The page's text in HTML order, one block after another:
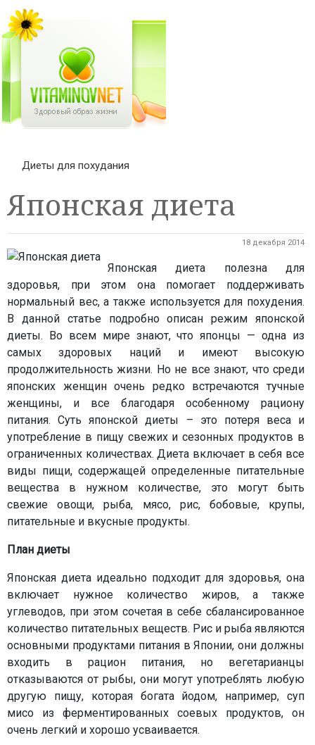
Диеты для похудания
Японская диета
18 декабря 2014
Японская диета полезна для
здоровья, при этом она помогает поддерживать
нормальный вес, а также используется для похудения.
В данной статье подробно описан режим японской
диеты. Во всем мире знают, что японцы — одна из
самых здоровых наций и имеют высокую
продолжительность жизни. Но не все знают, что среди
японских женщин очень редко встречаются тучные
женщины, и все благодаря особенному рациону
питания. Суть японской диеты – это потеря веса и
употребление в пищу свежих и сезонных продуктов в
ограниченных количествах. Диета включает в себя все
виды пищи, содержащей определенные питательные
вещества в нужном количестве, это могут быть
свежие овощи, рыба, мясо, рис, бобовые, крупы,
питательные и вкусные продукты.
План диеты
Японская диета идеально подходит для здоровья, она
включает нужное количество жиров, а также
углеводов, при этом сочетая в себе сбалансированное
количество питательных веществ. Рис и рыба являются
основными продуктами питания в Японии, они должны
входить в рацион питания, но вегетарианцы
отказываются от рыбы, они могут употреблять любую
другую пищу, которая богата йодом, например, суп
мисо из ферментированных соевых продуктов, он
очень легкий и хорошо усваивается.